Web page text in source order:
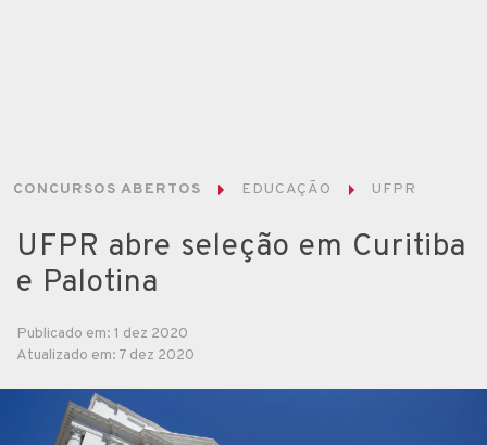
CONCURSOS ABERTOS EDUCAÇÃO UFPR
UFPR abre seleção em Curitiba
e Palotina
Publicado em: 1 dez 2020
Atualizado em: 7 dez 2020